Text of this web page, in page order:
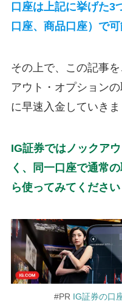
口座は上記に挙げた3
口座、商品口座）で可
その上で、この記事
アウト・オプション
に早速入金していきま
IG証券ではノックア
く、同一口座で通常
ら使ってみてください
#PR IG証券の口